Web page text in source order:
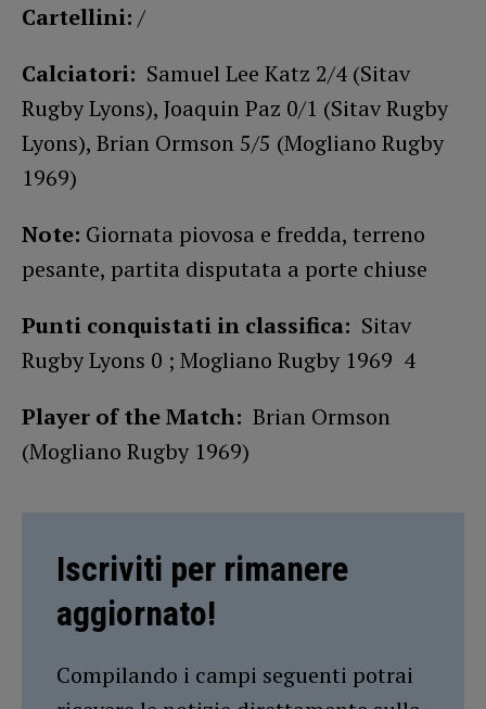
Cartellini: /
Calciatori: Samuel Lee Katz 2/4 (Sitav
Rugby Lyons), Joaquin Paz 0/1 (Sitav Rugby
Lyons), Brian Ormson 5/5 (Mogliano Rugby
1969)
Note: Giornata piovosa e fredda, terreno
pesante, partita disputata a porte chiuse
Punti conquistati in classifica: Sitav
Rugby Lyons 0 ; Mogliano Rugby 1969 4
Player of the Match: Brian Ormson
(Mogliano Rugby 1969)
Iscriviti per rimanere
aggiornato!
Compilando i campi seguenti potrai